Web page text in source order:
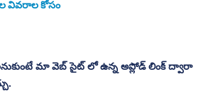
వివరాల కోసం
మా వెబ్ సైట్ లో ఉన్న అప్లోడ్ లింక్ ద్వారా